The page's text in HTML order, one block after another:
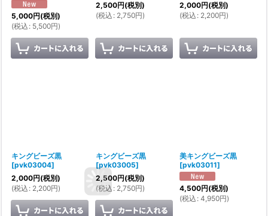
5,000円(税別)
(税込 : 5,500円)
2,500円(税別)
(税込 : 2,750円)
2,000円(税別)
(税込 : 2,200円)
キングビーズ黒
[pvk03004]
2,000円(税別)
(税込 : 2,200円)
キングビーズ黒
[pvk03005]
2,500円(税別)
(税込 : 2,750円)
美キングビーズ黒
[pvk03011]
4,500円(税別)
(税込 : 4,950円)